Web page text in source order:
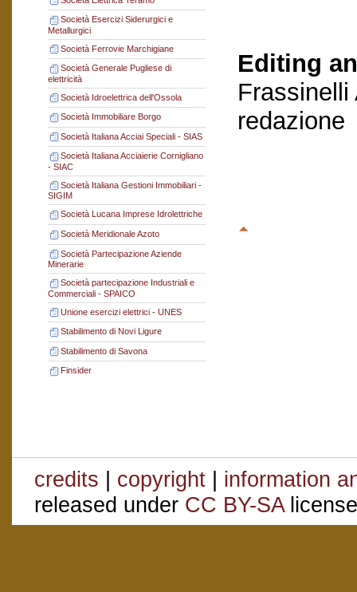
Società Esercizi Siderurgici e
Metallurgici
Società Ferrovie Marchigiane
Società Generale Pugliese di
elettricità
Società Idroelettrica dell'Ossola
Società Immobiliare Borgo
Società Italiana Acciai Speciali - SIAS
Società Italiana Acciaierie Cornigliano
- SIAC
Società Italiana Gestioni Immobiliari -
SIGIM
Società Lucana Imprese Idrolettriche
Società Meridionale Azoto
Società Partecipazione Aziende
Minerarie
Società partecipazione Industriali e
Commerciali - SPAICO
Unione esercizi elettrici - UNES
Stabilimento di Novi Ligure
Stabilimento di Savona
Finsider
Editing
Frassinelli
redazione
credits | copyright | information
released under CC BY-SA